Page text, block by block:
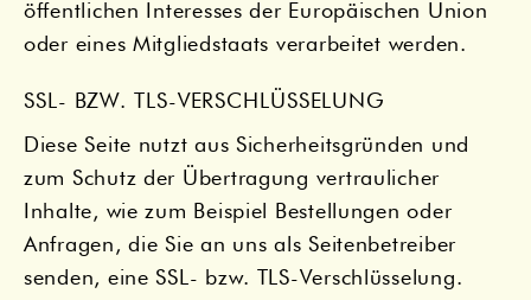
öffentlichen Interesses der Europäischen Union
oder eines Mitgliedstaats verarbeitet werden.
SSL- BZW. TLS-VERSCHLÜSSELUNG
Diese Seite nutzt aus Sicherheitsgründen und
zum Schutz der Übertragung vertraulicher
Inhalte, wie zum Beispiel Bestellungen oder
Anfragen, die Sie an uns als Seitenbetreiber
senden, eine SSL- bzw. TLS-Verschlüsselung.